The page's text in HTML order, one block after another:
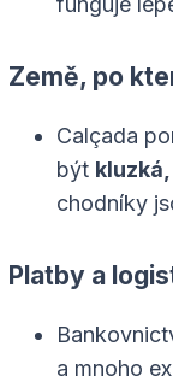
Země, po
Calçada
být
chodníky
Platby a
a mnoho